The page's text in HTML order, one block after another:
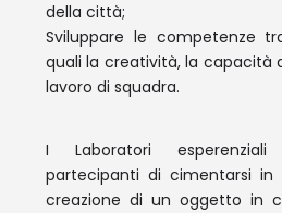
della città;
Sviluppare le competenze
quali la creatività, la capacità
lavoro di squadra.
I Laboratori
partecipanti di cimentarsi in
creazione di un oggetto in